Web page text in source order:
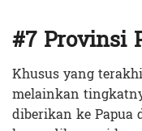
#7 Provinsi
Khusus yang
melainkan
diberikan ke Papua